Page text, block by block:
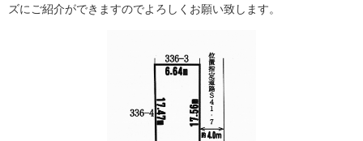
ズにご紹介ができますのでよろしくお願い致します。